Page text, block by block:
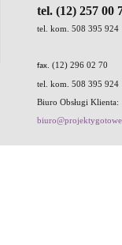
tel. (12) 257 00
tel. kom. 508 395 924
fax . (12) 296 02 70
tel. kom. 508 395 924
Biuro Obsługi Klienta: